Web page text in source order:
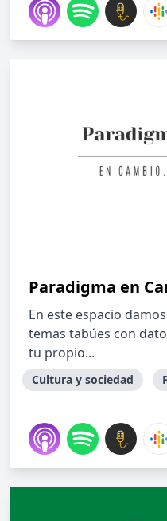
Paradigma en
En este espacio
temas tabúes con
tu propio...
Cultura y sociedad